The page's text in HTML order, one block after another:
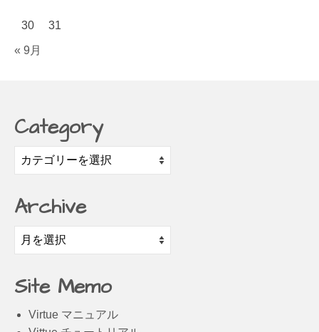
30 31
« 9月
Category
Category
Archive
Archive
Site Memo
Virtue マニュアル